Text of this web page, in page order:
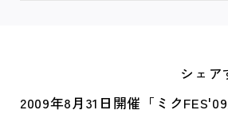
シェア
2009年8月31日開催「ミク